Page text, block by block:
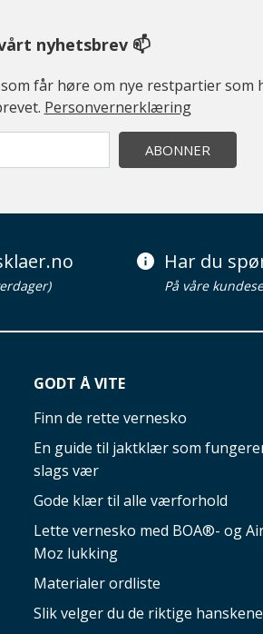
nyhetsbrev 📫
får høre om nye restpartier som
Personvernerklæring
ABONNER
Har du
På våre
GODT Å VITE
Finn de rette vernesko
En guide til jaktklær som
slags vær
Gode klær til alle værforhold
Lette vernesko med BOA®- og
Moz lukking
Materialer ordliste
Slik velger du de riktige hanskene